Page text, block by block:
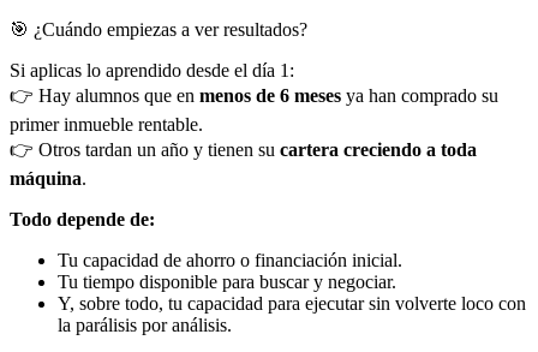
🎯 ¿Cuándo empiezas a ver resultados?
Si aplicas lo aprendido desde el día 1:
👉 Hay alumnos que en menos de 6 meses ya han comprado su
primer inmueble rentable.
👉 Otros tardan un año y tienen su cartera creciendo a toda
máquina.
Todo depende de:
Tu capacidad de ahorro o financiación inicial.
Tu tiempo disponible para buscar y negociar.
Y, sobre todo, tu capacidad para ejecutar sin volverte loco con
la parálisis por análisis.